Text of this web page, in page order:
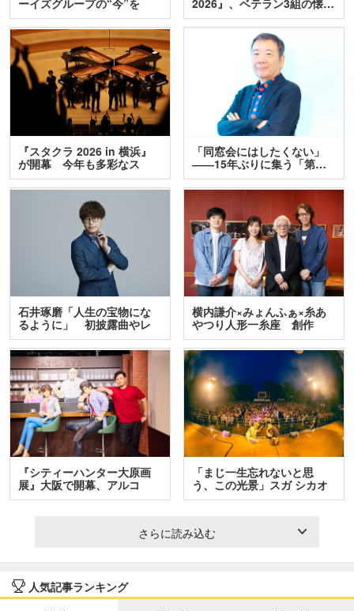
ーイズグループの“今”を
訊…
2026』、ベテラン3組の懐…
『スタクラ 2026 in 横浜』
が開幕 今年も多彩なス
テ…
「同窓会にはしたくない」
――15年ぶりに集う「第…
石井琢磨「人生の宝物にな
るように」 初披露曲やレ
ア…
横内謙介×みょんふぁ×糸あ
やつり人形一糸座 創作
人…
『シティーハンター大原画
展』大阪で開幕、アルコ
＆…
「まじ一生忘れないと思
う、この光景」スガ シカオ
と…
さらに読み込む
人気記事ランキング